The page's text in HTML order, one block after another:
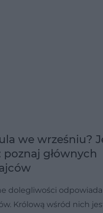
we wrześniu?
poznaj głównych
dolegliwości
Królową wśród nich